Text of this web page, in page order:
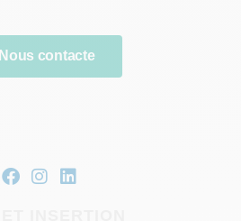
Nous contacte